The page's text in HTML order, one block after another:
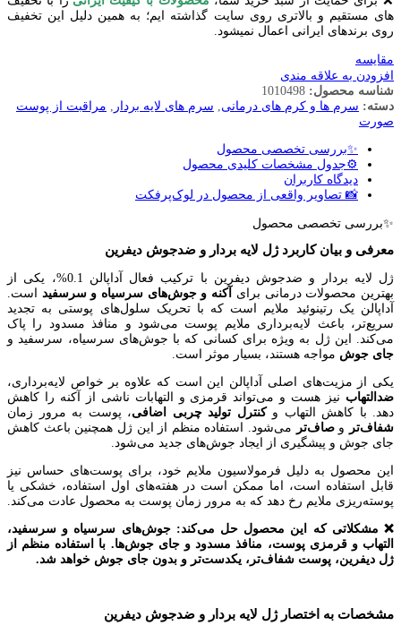
های مستقیم و بالاتری روی سایت گذاشته ایم؛ به همین دلیل این تخفیف
روی برندهای ایرانی اعمال نمیشود.
مقایسه
افزودن به علاقه مندی
شناسه محصول: 1010498
دسته: سرم ها و کرم های درمانی سرم های لایه بردار
مراقبت از پوست
صورت
✨بررسی تخصصی محصول
⚙️جدول مشخصات کلیدی محصول
دیدگاه کاربران
📸 تصاویر واقعی از محصول در لوک‌پرفکت
✨بررسی تخصصی محصول
معرفی و بیان کاربرد ژل لایه بردار و ضدجوش دیفرین
ژل لایه بردار و ضدجوش دیفرین با ترکیب فعال آداپالن 0.1%، یکی از
بهترین محصولات درمانی برای آکنه و جوش‌های سرسیاه و سرسفید
است.
آداپالن یک رتینوئید ملایم است که با تحریک سلول‌های پوستی به تجدید
سریع‌تر، باعث لایه‌برداری ملایم پوست می‌شود و منافذ مسدود را پاک
می‌کند. این ژل به ویژه برای کسانی که با جوش‌های سرسیاه، سرسفید و
جای جوش مواجه هستند، بسیار موثر است.
یکی از مزیت‌های اصلی آداپالن این است که علاوه بر خواص لایه‌برداری،
ضدالتهاب نیز هست و می‌تواند قرمزی و التهابات ناشی از آکنه را کاهش
دهد. با کاهش التهاب وکنترل تولید چربی اضافی، پوست به مرور زمان
شفاف‌تر وصاف‌تر می‌شود. استفاده منظم از این ژل همچنین باعث کاهش
جای جوش و پیشگیری از ایجاد جوش‌های جدید می‌شود.
این محصول به دلیل فرمولاسیون ملایم خود، برای پوست‌های حساس نیز
قابل استفاده است، اما ممکن است در هفته‌های اول استفاده، خشکی یا
پوسته‌ریزی ملایم رخ دهد که به مرور زمان پوست به محصول عادت می‌کند.
❌ مشکلاتی که این محصول حل می‌کند: جوش‌های سرسیاه و سرسفید،
التهاب و قرمزی پوست، منافذ مسدود و جای جوش‌ها. با استفاده منظم از
ژل دیفرین، پوست شفاف‌تر، یکدست‌تر و بدون جای جوش خواهد شد.
مشخصات به اختصار ژل لایه بردار و ضدجوش دیفرین